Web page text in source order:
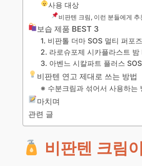
사용 대상
비판텐 크림, 이런 분들에게 추
보습 제품 BEST 3
1. 비판톨 더마 SOS 멀티 퍼포
2. 라로슈포제 시카플라스트 밤
3. 아벤느 시칼파트 플러스
비판텐 연고 제대로 쓰는 방법
※ 수분크림과 섞어서 사용하는
마치며
관련 글
비판텐 크림